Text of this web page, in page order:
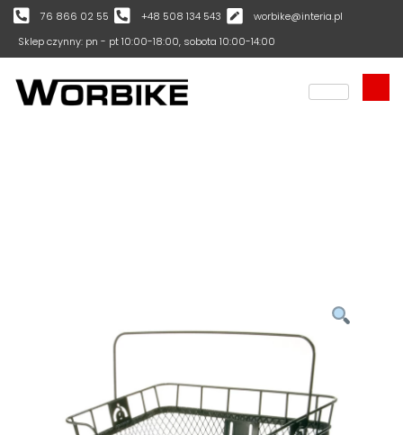
76 866 02 55 +48 508 134 543
worbike@interia.pl
Sklep czynny: pn - pt 10:00-18:00, sobota 10:00-14:00